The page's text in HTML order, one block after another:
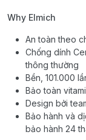
Why Elmich
An toàn theo
Chống dính
thông thường
Bền, 101.000
Bảo toàn
Design bởi
Bảo hành và
bảo hành 24